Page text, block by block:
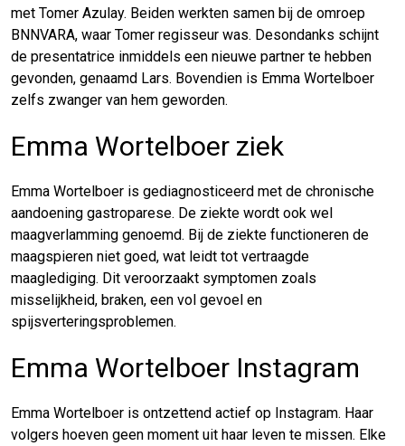
met Tomer Azulay. Beiden werkten samen bij de omroep
BNNVARA, waar Tomer regisseur was. Desondanks schijnt
de presentatrice inmiddels een nieuwe partner te hebben
gevonden, genaamd Lars. Bovendien is Emma Wortelboer
zelfs zwanger van hem geworden.
Emma Wortelboer ziek
Emma Wortelboer is gediagnosticeerd met de chronische
aandoening gastroparese. De ziekte wordt ook wel
maagverlamming genoemd. Bij de ziekte functioneren de
maagspieren niet goed, wat leidt tot vertraagde
maaglediging. Dit veroorzaakt symptomen zoals
misselijkheid, braken, een vol gevoel en
spijsverteringsproblemen.
Emma Wortelboer Instagram
Emma Wortelboer is ontzettend actief op Instagram. Haar
volgers hoeven geen moment uit haar leven te missen. Elke